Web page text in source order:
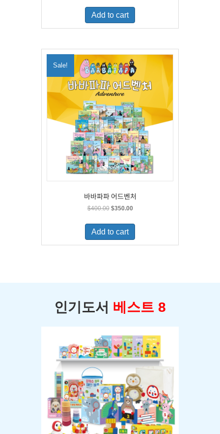
was:
$500.00.
is:
Add to cart
Sale!
바바파파 어드벤처
$400.00 Original
was:
$400.00.
$350.00Current
is:
Add to cart
인기도서 베스트 8